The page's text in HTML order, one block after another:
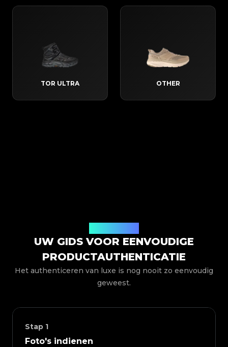
TOR ULTRA OTHER
UW GIDS VOOR EENVOUDIGE
PRODUCTAUTHENTICATIE
Het authenticeren van luxe is nog nooit zo eenvoudig
geweest.
Stap 1
Foto's indienen